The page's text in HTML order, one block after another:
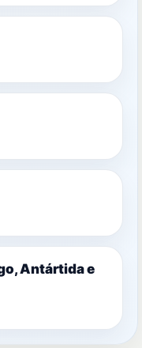
Antártida e